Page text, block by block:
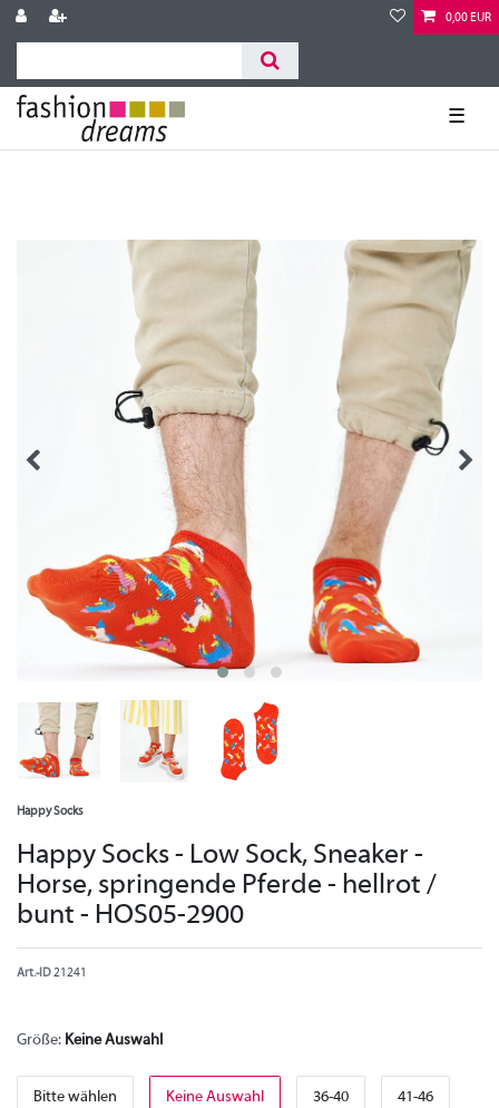
0,00 EUR
☰
Happy Socks
Happy Socks - Low Sock, Sneaker -
Horse, springende Pferde - hellrot /
bunt - HOS05-2900
Art.-ID21241
Größe: Keine Auswahl
Bitte wählen Keine Auswahl 36-40 41-46